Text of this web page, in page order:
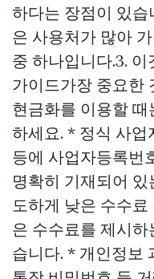
하다는 장점이 있습
은 사용처가 많아
중 하나입니다.3.
가이드가장 중요한
현금화를 이용할
하세요. * 정식 사업
등에 사업자등록번
명확히 기재되어
도하게 낮은 수수
은 수수료를 제시
습니다. * 개인정보